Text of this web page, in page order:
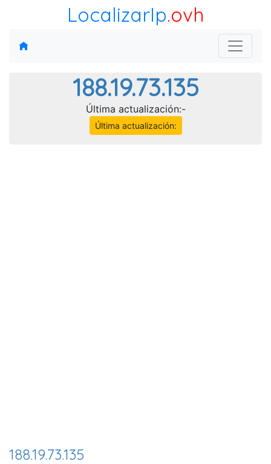
LocalizarIp.ovh
188.19.73.135
Última actualización:-
Última actualización:
188.19.73.135